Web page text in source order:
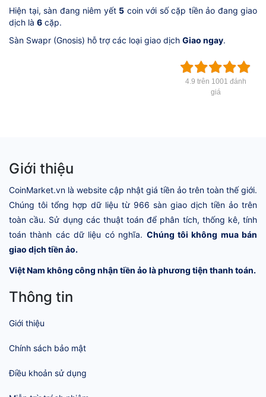
Hiện tại, sàn đang niêm yết 5 coin với số cặp tiền ảo đang giao
dịch là 6 cặp.
Sàn Swapr (Gnosis) hỗ trợ các loại giao dịch Giao ngay.
4.9 trên 1001 đánh
giá
Giới thiệu
CoinMarket.vn là website cập nhật giá tiền ảo trên toàn thế giới.
Chúng tôi tổng hợp dữ liệu từ 966 sàn giao dịch tiền ảo trên
toàn cầu. Sử dụng các thuật toán để phân tích, thống kê, tính
toán thành các dữ liệu có nghĩa. Chúng tôi không mua bán
giao dịch tiền ảo.
Việt Nam không công nhận tiền ảo là phương tiện thanh toán.
Thông tin
Giới thiệu
Chính sách bảo mật
Điều khoản sử dụng